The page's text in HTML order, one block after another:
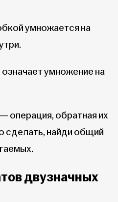
умножается на
умножение на
операция, обратная их
сделать, найди общий
двузначных